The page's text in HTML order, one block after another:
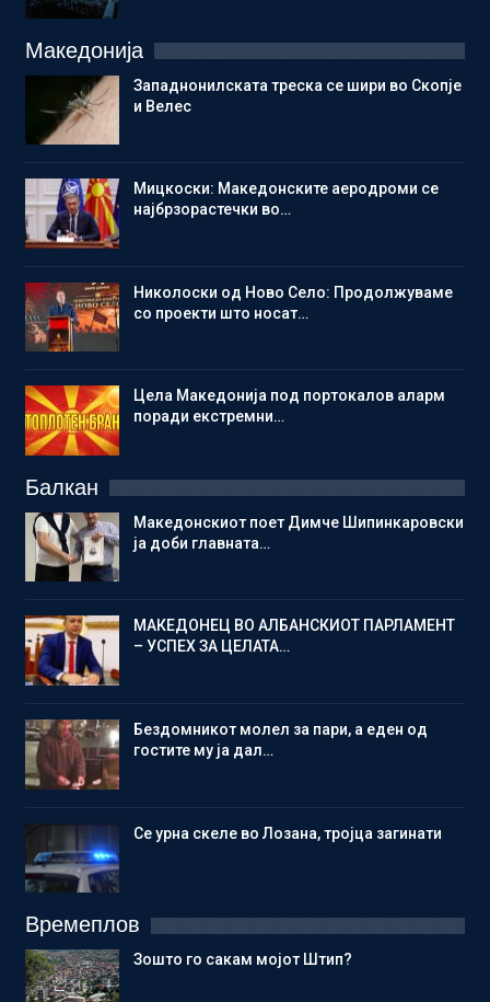
Македонија
Западнонилската треска се шири во Скопје
и Велес
Мицкоски: Македонските аеродроми се
најбрзорастечки во…
Николоски од Ново Село: Продолжуваме
со проекти што носат…
Цела Македонија под портокалов аларм
поради екстремни…
Балкан
Македонскиот поет Димче Шипинкаровски
ја доби главната…
МАКЕДОНЕЦ ВО АЛБАНСКИОТ ПАРЛАМЕНТ
– УСПЕХ ЗА ЦЕЛАТА…
Бездомникот молел за пари, а еден од
гостите му ја дал…
Се урна скеле во Лозана, тројца загинати
Времеплов
Зошто го сакам мојот Штип?